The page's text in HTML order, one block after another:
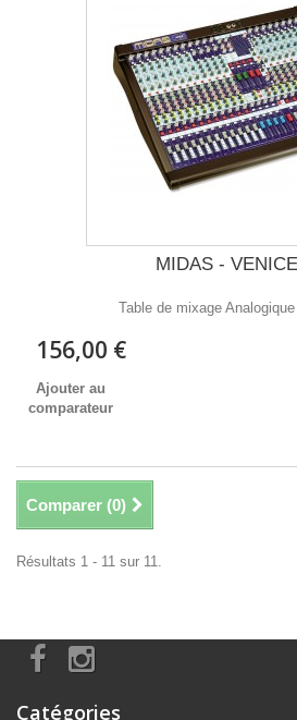
MIDAS -
Table de mixage
156,00 €
Ajouter au
comparateur
Comparer (0)
Résultats 1 - 11 sur 11.
Catégories